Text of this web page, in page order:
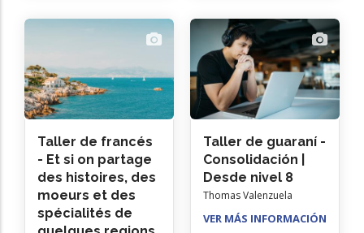
Taller de francés
- Et si on partage
des histoires, des
moeurs et des
spécialités de
Taller de guaraní -
Consolidación |
Desde nivel 8
Thomas Valenzuela
VER MÁS INFORMACIÓN